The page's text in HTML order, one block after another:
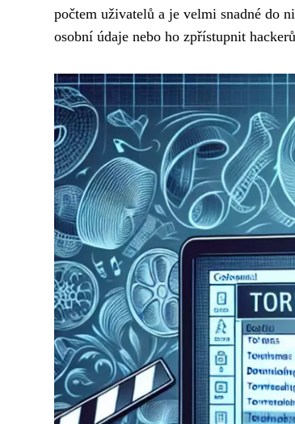
počtem uživatelů a je velmi snadné do
osobní údaje nebo ho zpřístupnit